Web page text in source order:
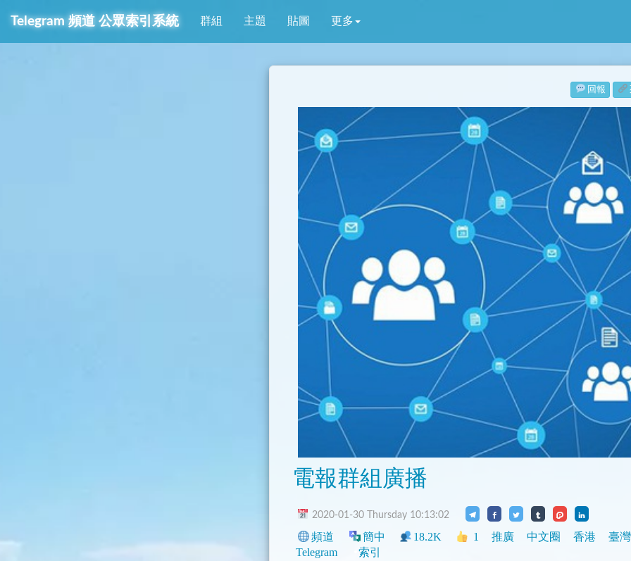
Telegram 頻道 公眾索引系統 群組 主題 貼圖 更多
回報
電報群組廣播
2020-01-30 Thursday 10:13:02
頻道 簡中 18.2K 1 推廣 中文圈 香港
臺灣
Telegram
索引